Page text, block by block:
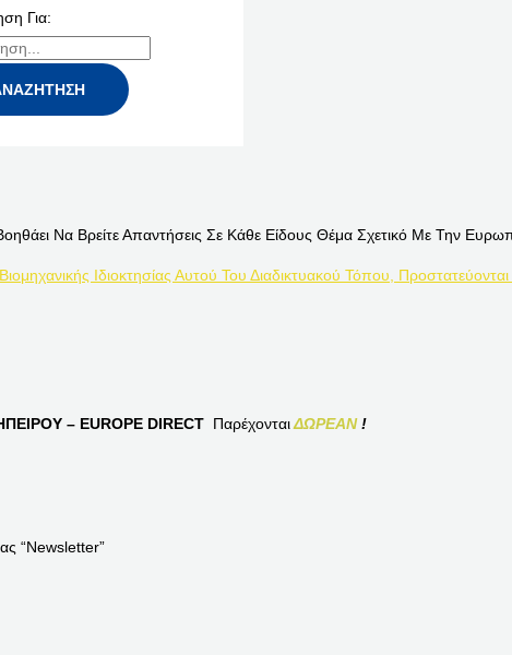
Για:
Να Βρείτε Απαντήσεις Σε Κάθε Είδους Θέμα Σχετικό Με Την
Ιδιοκτησίας Αυτού Του Διαδικτυακού Τόπου,
– EUROPE DIRECT ΠαρέχονταιΔΩΡΕΑΝ!
“Newsletter”